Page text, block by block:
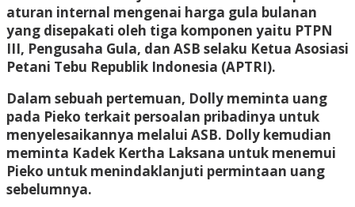
aturan internal mengenai harga gula bulanan
yang disepakati oleh tiga komponen yaitu PTPN
III, Pengusaha Gula, dan ASB selaku Ketua Asosiasi
Petani Tebu Republik Indonesia (APTRI).
Dalam sebuah pertemuan, Dolly meminta uang
pada Pieko terkait persoalan pribadinya untuk
menyelesaikannya melalui ASB. Dolly kemudian
meminta Kadek Kertha Laksana untuk menemui
Pieko untuk menindaklanjuti permintaan uang
sebelumnya.